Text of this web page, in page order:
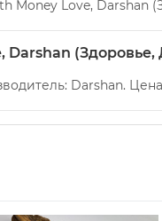
Money Love,
Darshan
Darshan.